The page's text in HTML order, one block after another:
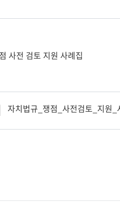
사전 검토 지원 사례집
자치법규_쟁점_사전검토_지원